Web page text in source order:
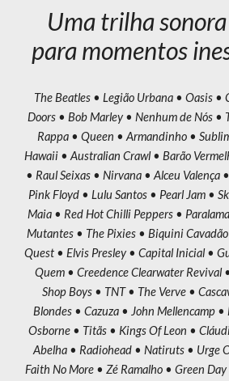
Uma trilha
para momentos
The Beatles • Legião Urbana • Oasis •
Doors • Bob Marley • Nenhum de Nós •
Rappa • Queen • Armandinho •
Hawaii • Australian Crawl • Barão
• Raul Seixas • Nirvana • Alceu Valença
Pink Floyd • Lulu Santos • Pearl Jam •
Maia • Red Hot Chilli Peppers •
Mutantes • The Pixies • Biquini
Quest • Elvis Presley • Capital Inicial •
Quem • Creedence Clearwater Revival
Shop Boys • TNT • The Verve •
Blondes • Cazuza • John Mellencamp •
Osborne • Titãs • Kings Of Leon •
Abelha • Radiohead • Natiruts • Urge
Faith No More • Zé Ramalho • Green